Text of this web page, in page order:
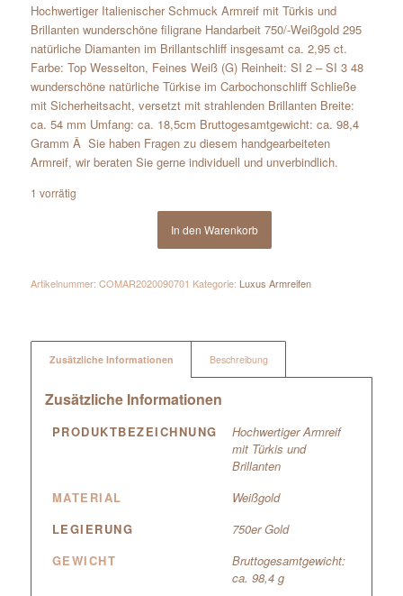
Hochwertiger Italienischer Schmuck Armreif mit Türkis und
Brillanten wunderschöne filigrane Handarbeit 750/-Weißgold 295
natürliche Diamanten im Brillantschliff insgesamt ca. 2,95 ct.
Farbe: Top Wesselton, Feines Weiß (G) Reinheit: SI 2 – SI 3 48
wunderschöne natürliche Türkise im Carbochonschliff Schließe
mit Sicherheitsacht, versetzt mit strahlenden Brillanten Breite:
ca. 54 mm Umfang: ca. 18,5cm Bruttogesamtgewicht: ca. 98,4
Gramm Â Sie haben Fragen zu diesem handgearbeiteten
Armreif, wir beraten Sie gerne individuell und unverbindlich.
1 vorrätig
In den Warenkorb
Artikelnummer: COMAR2020090701 Kategorie: Luxus Armreifen
Zusätzliche Informationen Beschreibung
Zusätzliche Informationen
PRODUKTBEZEICHNUNG
Hochwertiger Armreif
mit Türkis und
Brillanten
MATERIAL
Weißgold
LEGIERUNG
750er Gold
GEWICHT
Bruttogesamtgewicht:
ca. 98,4 g